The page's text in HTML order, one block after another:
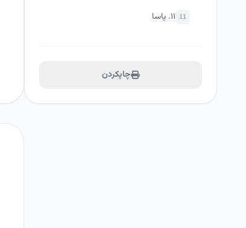
11 ١١. یاسا
چاپکردن